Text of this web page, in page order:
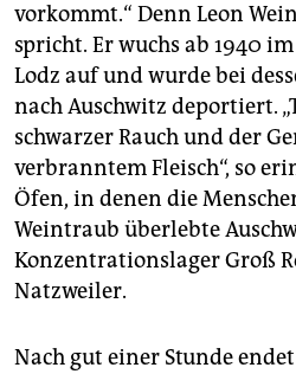
vorkommt.“ Denn Leon
spricht. Er wuchs ab 1940
Lodz auf und wurde bei
nach Auschwitz deportiert.
schwarzer Rauch und der
verbranntem Fleisch“, so
Öfen, in denen die
Weintraub überlebte
Konzentrationslager Groß
Natzweiler.
Nach gut einer Stunde